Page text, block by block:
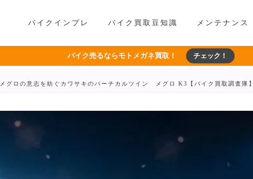
バイクインプレ バイク買取豆知識 メンテナンス
バイク売るならモトメガネ買取！ チェック！
メグロの意志を紡ぐカワサキのバーチカルツイン メグロ K3【バイク買取調査隊】